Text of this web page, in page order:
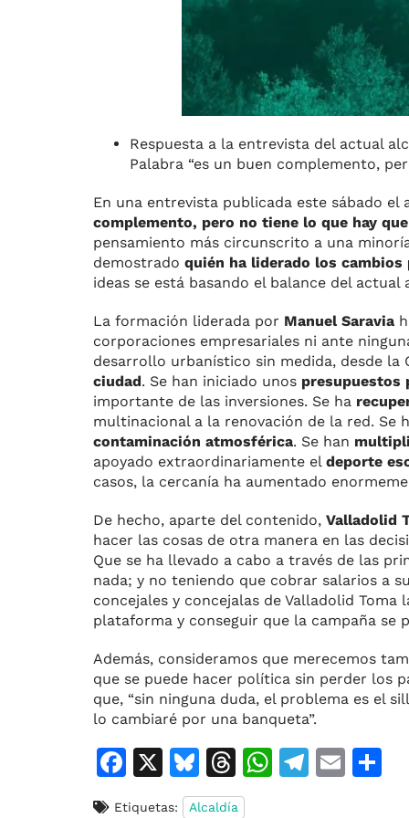
Respuesta a la entrevista del actual
Palabra “es un buen complemento,
En una entrevista publicada este sábado
complemento, pero no tiene lo que hay
pensamiento más circunscrito a una
demostrado quién ha liderado los
ideas se está basando el balance del
La formación liderada por Manuel Saravia
corporaciones empresariales ni ante
desarrollo urbanístico sin medida, desde la
ciudad. Se han iniciado unos presupuestos
importante de las inversiones. Se ha
multinacional a la renovación de la red. Se
contaminación atmosférica. Se han
apoyado extraordinariamente el deporte
casos, la cercanía ha aumentado
De hecho, aparte del contenido, Valladolid
hacer las cosas de otra manera en las
Que se ha llevado a cabo a través de las
nada; y no teniendo que cobrar salarios a
concejales y concejalas de Valladolid Toma
plataforma y conseguir que la campaña se
Además, consideramos que merecemos
que se puede hacer política sin perder los
que, “sin ninguna duda, el problema es el
lo cambiaré por una banqueta”.
F
X
Bl
u
T
h
W T
E
Etiquetas: Alcaldía